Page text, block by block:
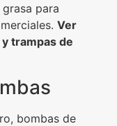
para
Ver
trampas de
bombas de